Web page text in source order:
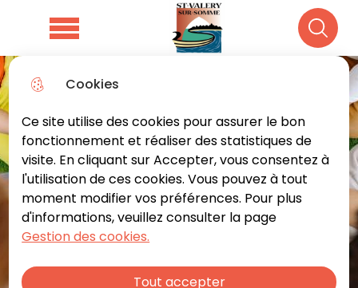
Cookies
Ce site utilise des cookies pour assurer le bon
fonctionnement et réaliser des statistiques de
visite. En cliquant sur Accepter, vous consentez à
l'utilisation de ces cookies. Vous pouvez à tout
moment modifier vos préférences. Pour plus
d'informations, veuillez consulter la page
Gestion des cookies.
Tout accepter
Aller
au
Aller au
contenu
principal
Consulter
le plan du
site
Menu principal